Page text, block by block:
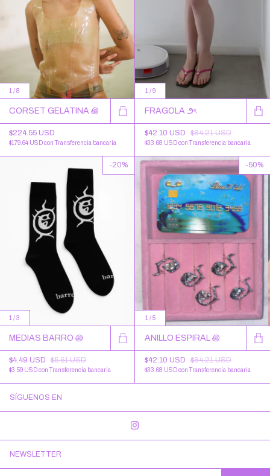
1 /8
CORSET GELATINA ꩜
$224.55 USD
$179.64 USDcon Transferencia bancaria
1 /9
FRAGOLA ౨ৎ
$42.10 USD $84.21 USD
$33.68 USDcon Transferencia bancaria
1 /3
-20%
MEDIAS BARRO ꩜
$4.49 USD $5.61 USD
$3.59 USDcon Transferencia bancaria
1 /5
-50%
ANILLO ESPIRAL ꩜
$42.10 USD $84.21 USD
$33.68 USDcon Transferencia bancaria
SÍGUENOS EN
NEWSLETTER